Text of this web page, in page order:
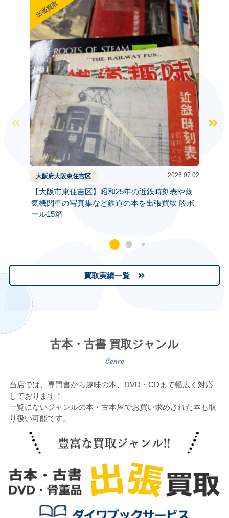
大阪府大阪東住吉区 2026.07.02
【大阪市東住吉区】昭和25年の近鉄時刻表や蒸
気機関車の写真集など鉄道の本を出張買取 段ボ
ール15箱
出張買取
買取実績一覧
古本・古書 買取ジャンル
当店では、専門書から趣味の本、DVD・CDまで幅広く対応
しております！
一覧にないジャンルの本・古本屋でお買い求めされた本も取
り扱い可能です。